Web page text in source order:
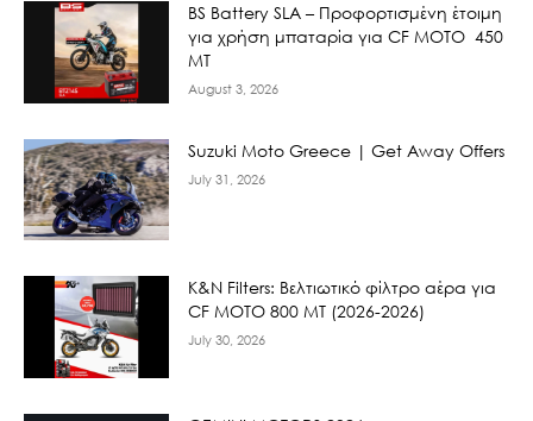
BS Battery SLA – Προφορτισμένη έτοιμη
για χρήση μπαταρία για CF MOTO 450
MT
August 3, 2026
Suzuki Moto Greece | Get Away Offers
July 31, 2026
K&N Filters: Βελτιωτικό φίλτρο αέρα για
CF ΜΟΤΟ 800 ΜΤ (2026-2026)
July 30, 2026